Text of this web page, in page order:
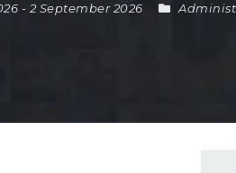
- 2 September 2026